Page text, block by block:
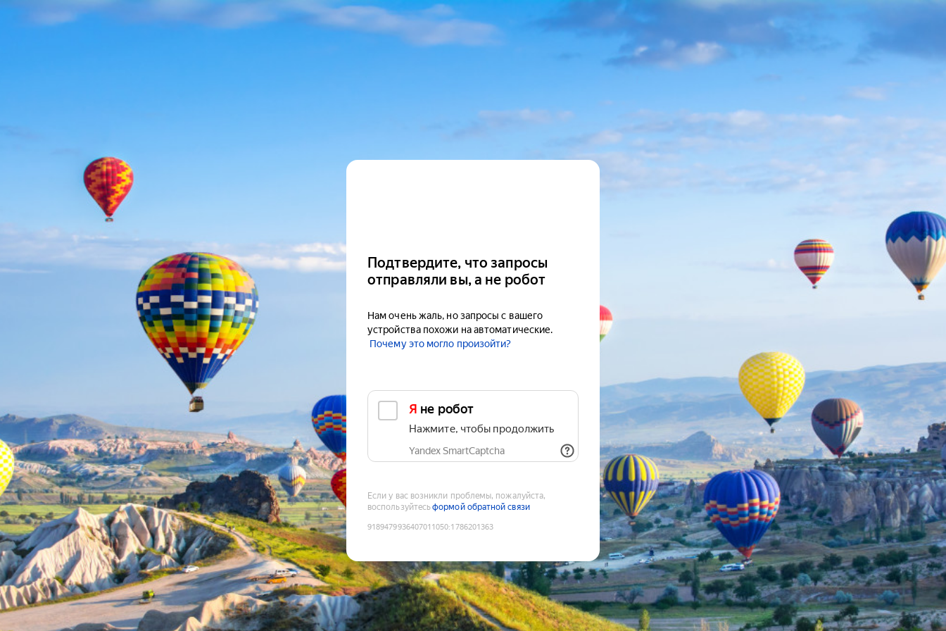
Подтвердите, что запросы
отправляли вы, а не робот
Нам очень жаль, но запросы с вашего
устройства похожи на автоматические.
Почему это могло произойти?
Я не робот
Нажмите, чтобы продолжить
Yandex SmartCaptcha
Если у вас возникли проблемы, пожалуйста,
воспользуйтесьформой обратной связи
9189479936407011050:1786201363